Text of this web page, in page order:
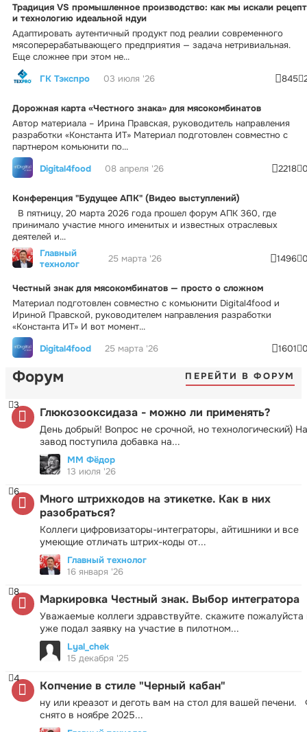
Традиция VS промышленное производство: как мы искали рецепт
и технологию идеальной ндуи
Адаптировать аутентичный продукт под реалии современного
мясоперерабатывающего предприятия — задача нетривиальная.
Еще сложнее при этом не...
ГК Тэкспро
03 июля '26 845
Дорожная карта «Честного знака» для мясокомбинатов
Автор материала – Ирина Правская, руководитель направления
разработки «Константа ИТ» Материал подготовлен совместно с
партнером комьюнити по...
Digital4food
08 апреля '26 2218
Конференция "Будущее АПК" (Видео выступлений)
В пятницу, 20 марта 2026 года прошел форум АПК 360, где
принимало участие много именитых и известных отраслевых
деятелей и...
Главный
технолог
25 марта '26 1496
Честный знак для мясокомбинатов — просто о сложном
Материал подготовлен совместно с комьюнити Digital4food и
Ириной Правской, руководителем направления разработки
«Константа ИТ» И вот момент...
Digital4food
25 марта '26 1601
Форум ПЕРЕЙТИ В ФОРУМ
Глюкозооксидаза - можно ли применять?
День добрый! Вопрос не срочной, но технологический) На
завод поступила добавка на...
3
ММ Фёдор
13 июля '26
Много штрихкодов на этикетке. Как в них
разобраться?
Коллеги цифровизаторы-интеграторы, айтишники и все
умеющие отличать штрих-коды от...
6
Главный технолог
16 января '26
Маркировка Честный знак. Выбор интегратора
Уважаемые коллеги здравствуйте. скажите пожалуйста
уже подал заявку на участие в пилотном...
8
Lyal_chek
15 декабря '25
Копчение в стиле "Черный кабан"
ну или креазот и деготь вам на стол для вашей печени.
снято в ноябре 2025...
4